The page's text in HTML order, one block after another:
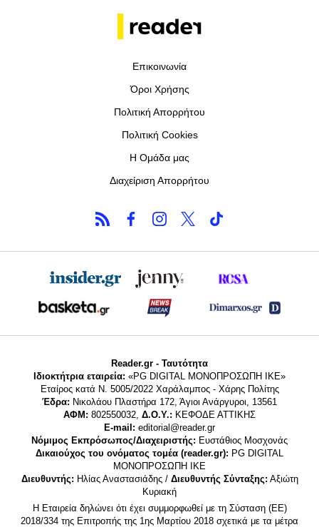
Επικοινωνία
Όροι Χρήσης
Πολιτική Απορρήτου
Πολιτική Cookies
Η Ομάδα μας
Διαχείριση Απορρήτου
Reader.gr - Ταυτότητα
Ιδιοκτήτρια εταιρεία: «PG DIGITAL MONΟΠΡΟΣΩΠΗ ΙΚΕ»
Εταίρος κατά Ν. 5005/2022 Χαράλαμπος - Χάρης Πολίτης
Έδρα: Νικολάου Πλαστήρα 172, Άγιοι Ανάργυροι, 13561
ΑΦΜ: 802550032, Δ.Ο.Υ.: ΚΕΦΟΔΕ ΑΤΤΙΚΗΣ
E-mail: editorial@reader.gr
Νόμιμος Εκπρόσωπος/Διαχειριστής: Ευστάθιος Μοσχονάς
Δικαιούχος του ονόματος τομέα (reader.gr): PG DIGITAL
MONΟΠΡΟΣΩΠΗ ΙΚΕ
Διευθυντής: Ηλίας Αναστασιάδης / Διευθυντής Σύνταξης: Αξιώτη
Κυριακή
Η Εταιρεία δηλώνει ότι έχει συμμορφωθεί με τη Σύσταση (ΕΕ)
2018/334 της Επιτροπής της 1ης Μαρτίου 2018 σχετικά με τα μέτρα